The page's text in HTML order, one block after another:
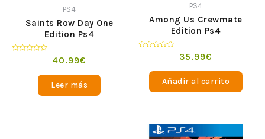
PS4
Saints Row Day One
Edition Ps4
40.99€
Leer más
PS4
Among Us Crewmate
Edition Ps4
35.99€
Añadir al carrito